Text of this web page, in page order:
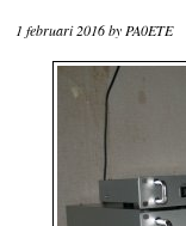
1 februari 2016by PA0ETE